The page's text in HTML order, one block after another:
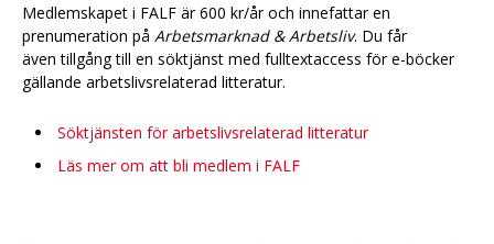
Medlemskapet i FALF är 600 kr/år och innefattar en
prenumeration på Arbetsmarknad & Arbetsliv. Du får
även tillgång till en söktjänst med fulltextaccess för e-böcker
gällande arbetslivsrelaterad litteratur.
Söktjänsten för arbetslivsrelaterad litteratur
Läs mer om att bli medlem i FALF